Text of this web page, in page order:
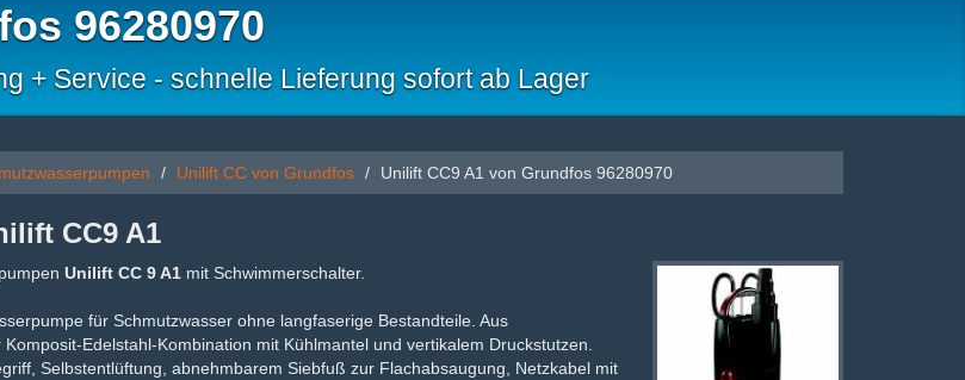
96280970
+ Service - schnelle Lieferung sofort ab Lager
Unilift CC von Grundfos Unilift CC9 A1 von Grundfos 96280970
CC9 A1
Unilift CC 9 A1mit Schwimmerschalter.
für Schmutzwasser ohne langfaserige Bestandteile. Aus
Edelstahl-Kombination mit Kühlmantel und vertikalem Druckstutzen.
Selbstentlüftung, abnehmbarem Siebfuß zur Flachabsaugung, Netzkabel mit